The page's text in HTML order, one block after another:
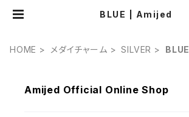
BLUE | Amijed
HOME メダイチャーム SILVER BLUE
Amijed Official Online Shop